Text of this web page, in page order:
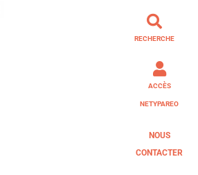
RECHERCHE
ACCÈS
NETYPAREO
NOUS
CONTACTER